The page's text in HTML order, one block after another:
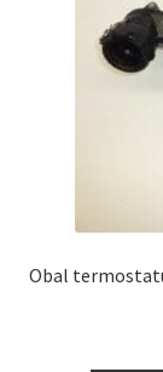
Obal